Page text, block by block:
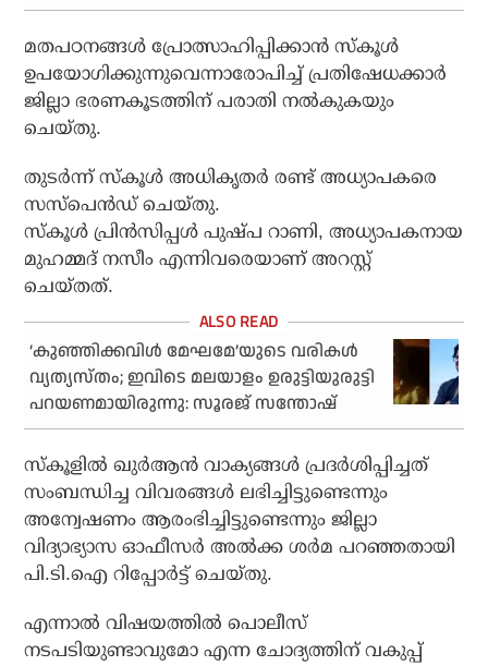
മതപഠനങ്ങള്‍ പ്രോത്സാഹിപ്പിക്കാന്‍ സ്‌കൂള്‍
ഉപയോഗിക്കുന്നുവെന്നാരോപിച്ച് പ്രതിഷേധക്കാര്‍
ജില്ലാ ഭരണകൂടത്തിന് പരാതി നല്‍കുകയും
ചെയ്തു.
തുടര്‍ന്ന് സ്‌കൂള്‍ അധികൃതര്‍ രണ്ട് അധ്യാപകരെ
സസ്‌പെന്‍ഡ് ചെയ്തു.
സ്‌കൂള്‍ പ്രിന്‍സിപ്പള്‍ പുഷ്പ റാണി, അധ്യാപകനായ
മുഹമ്മദ് നസീം എന്നിവരെയാണ് അറസ്റ്റ്
ചെയ്തത്.
‘കുഞ്ഞിക്കവിള്‍ മേഘമേ’യുടെ വരികള്‍
വ്യത്യസ്തം; ഇവിടെ മലയാളം ഉരുട്ടിയുരുട്ടി
പറയണമായിരുന്നു: സൂരജ് സന്തോഷ്
സ്‌കൂളില്‍ ഖുര്‍ആന്‍ വാക്യങ്ങള്‍ പ്രദര്‍ശിപ്പിച്ചത്
സംബന്ധിച്ച വിവരങ്ങള്‍ ലഭിച്ചിട്ടുണ്ടെന്നും
അന്വേഷണം ആരംഭിച്ചിട്ടുണ്ടെന്നും ജില്ലാ
വിദ്യാഭ്യാസ ഓഫീസര്‍ അല്‍ക്ക ശര്‍മ പറഞ്ഞതായി
പി.ടി.ഐ റിപ്പോര്‍ട്ട് ചെയ്തു.
എന്നാല്‍ വിഷയത്തില്‍ പൊലീസ്
നടപടിയുണ്ടാവുമോ എന്ന ചോദ്യത്തിന് വകുപ്പ്